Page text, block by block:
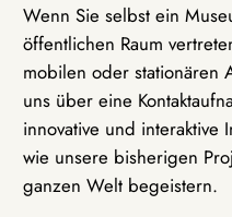
Wenn Sie selbst ein
öffentlichen Raum
mobilen oder stationären
uns über eine
innovative und interaktive
wie unsere bisherigen
ganzen Welt begeistern.